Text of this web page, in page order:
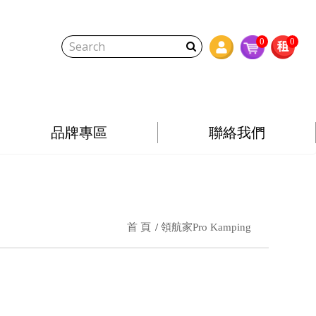
0 0
品牌專區 聯絡我們
首 頁 領航家Pro Kamping